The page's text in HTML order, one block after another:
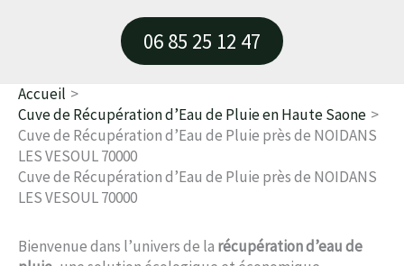
06 85 25 12 47
Accueil
Cuve de Récupération d’Eau de Pluie en Haute Saone
Cuve de Récupération d’Eau de Pluie près de NOIDANS
LES VESOUL 70000
Cuve de Récupération d’Eau de Pluie près de NOIDANS
LES VESOUL 70000
Bienvenue dans l’univers de la récupération d’eau de